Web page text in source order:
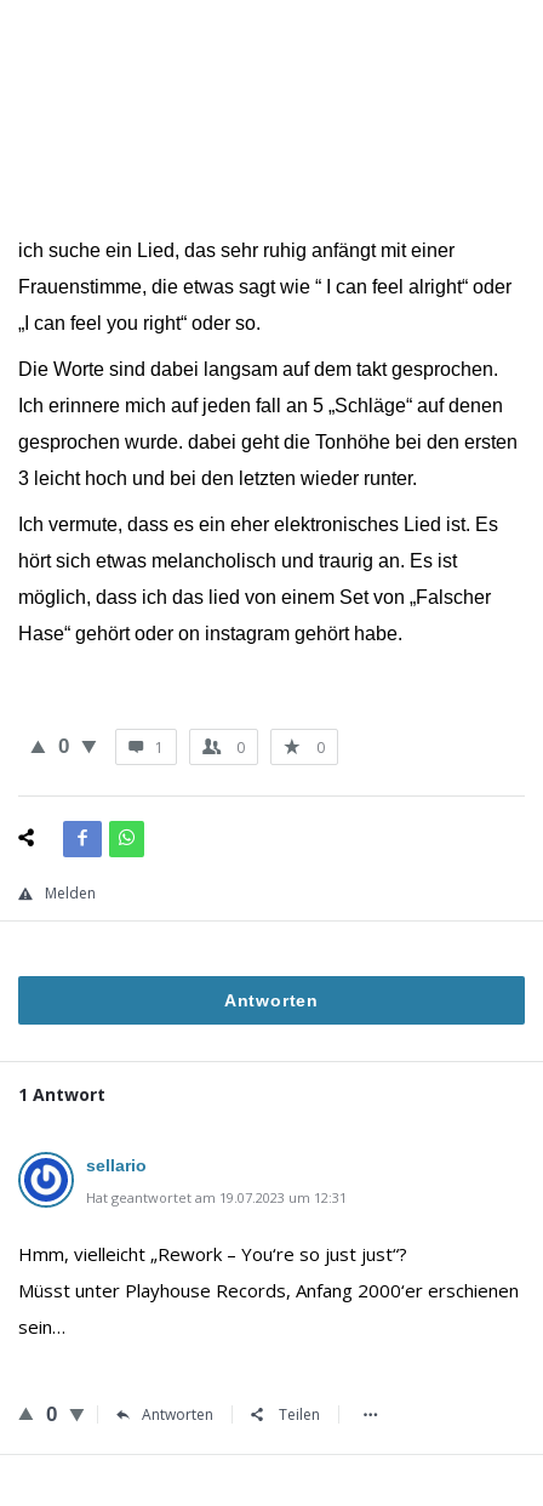
ich suche ein Lied, das sehr ruhig anfängt mit einer
Frauenstimme, die etwas sagt wie “ I can feel alright“ oder
„I can feel you right“ oder so.
Die Worte sind dabei langsam auf dem takt gesprochen.
Ich erinnere mich auf jeden fall an 5 „Schläge“ auf denen
gesprochen wurde. dabei geht die Tonhöhe bei den ersten
3 leicht hoch und bei den letzten wieder runter.
Ich vermute, dass es ein eher elektronisches Lied ist. Es
hört sich etwas melancholisch und traurig an. Es ist
möglich, dass ich das lied von einem Set von „Falscher
Hase“ gehört oder on instagram gehört habe.
0 1 0 0
Melden
Antworten
1 Antwort
sellario
Hat geantwortet am 19.07.2023 um 12:31
Hmm, vielleicht „Rework – You‘re so just just“?
Müsst unter Playhouse Records, Anfang 2000‘er erschienen
sein…
0 Antworten Teilen